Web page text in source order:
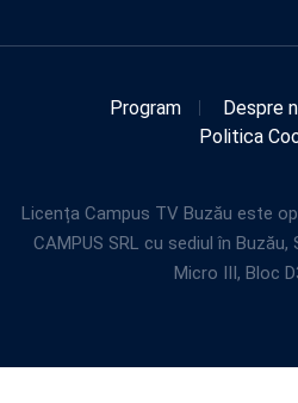
Program Despre
Politica
Licența Campus TV Buzău este
CAMPUS SRL cu sediul în
Micro III, Bloc